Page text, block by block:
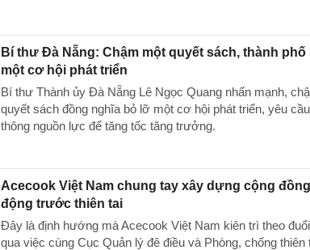
Bí thư Đà Nẵng: Chậm một quyết sách, thành phố
một cơ hội phát triển
Bí thư Thành ủy Đà Nẵng Lê Ngọc Quang nhấn mạnh,
quyết sách đồng nghĩa bỏ lỡ một cơ hội phát triển, yêu
thông nguồn lực để tăng tốc tăng trưởng.
Acecook Việt Nam chung tay xây dựng cộng
động trước thiên tai
Đây là định hướng mà Acecook Việt Nam kiên trì theo
qua việc cùng Cục Quản lý đê điều và Phòng, chống thiên